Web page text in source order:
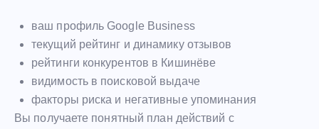
ваш профиль Google Business
текущий рейтинг и динамику отзывов
рейтинги конкурентов в Кишинёве
видимость в поисковой выдаче
факторы риска и негативные упоминания
Вы получаете понятный план действий с